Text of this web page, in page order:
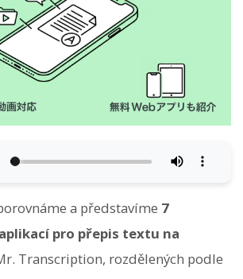
a představíme 7
pro přepis textu na
Transcription, rozdělených podle